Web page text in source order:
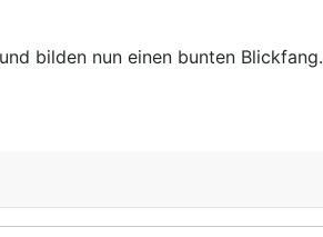
bilden nun einen bunten Blickfang.